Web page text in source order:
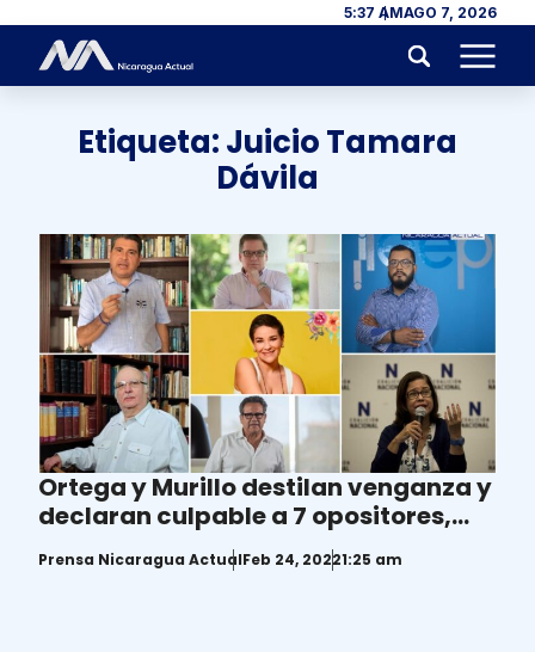
Skip to content 5:37 AMAGO 7, 2026
Menu
Etiqueta:Juicio Tamara
Dávila
Ortega y Murillo destilan venganza y
declaran culpable a 7 opositores,
después de 7 días de farsa judicial
Prensa Nicaragua ActualFeb 24, 20221:25 am